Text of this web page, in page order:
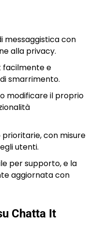
messaggistica con
alla privacy.
facilmente e
smarrimento.
modificare il proprio
prioritarie, con misure
utenti.
per supporto, e la
aggiornata con
Chatta It